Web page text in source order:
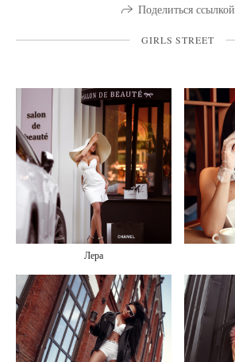
Поделиться ссылкой
GIRLS STREET
Лера